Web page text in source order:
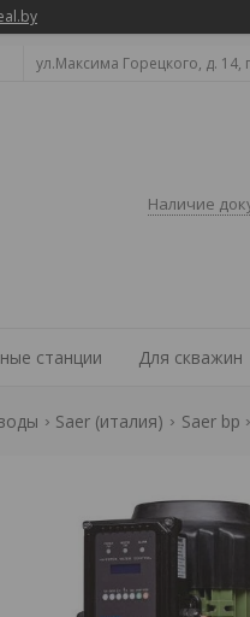
ул.Максима Горецкого, д. 14,
Наличие
станции Для скважин
Saer (италия) Saer bp